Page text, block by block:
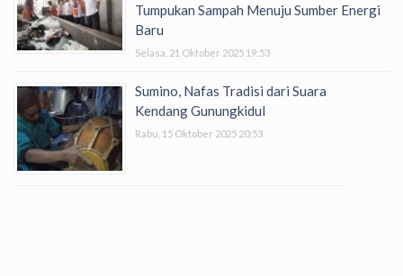
Tumpukan Sampah Menuju Sumber Energi
Baru
Selasa, 21 Oktober 2025 19:53
Sumino, Nafas Tradisi dari Suara
Kendang Gunungkidul
Rabu, 15 Oktober 2025 20:53